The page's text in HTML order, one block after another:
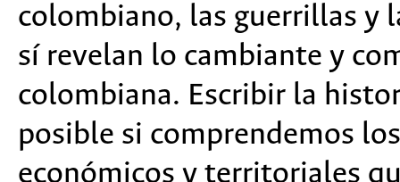
colombiano, las guerrillas y
sí revelan lo cambiante y
colombiana. Escribir la
posible si comprendemos
económicos y territoriales